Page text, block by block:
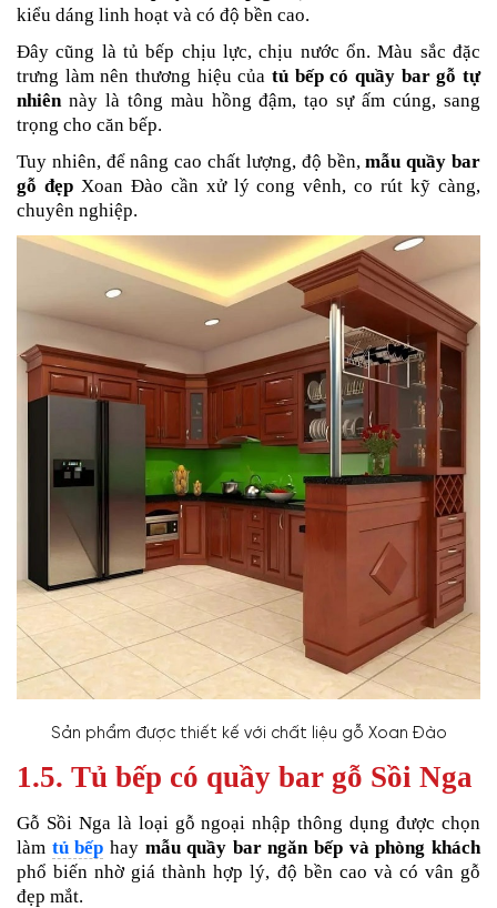
kiểu dáng linh hoạt và có độ bền cao.
Đây cũng là tủ bếp chịu lực, chịu nước ổn. Màu sắc đặc
trưng làm nên thương hiệu của tủ bếp có quầy bar gỗ tự
nhiênnày là tông màu hồng đậm, tạo sự ấm cúng, sang
trọng cho căn bếp.
Tuy nhiên, để nâng cao chất lượng, độ bền,mẫu quầy bar
gỗ đẹp Xoan Đào cần xử lý cong vênh, co rút kỹ càng,
chuyên nghiệp.
Sản phẩm được thiết kế với chất liệu gỗ Xoan Đào
1.5. Tủ bếp có quầy bar gỗ Sồi Nga
Gỗ Sồi Nga là loại gỗ ngoại nhập thông dụng được chọn
làm tủ bếp hay mẫu quầy bar ngăn bếp và phòng khách
phổ biến nhờ giá thành hợp lý, độ bền cao và có vân gỗ
đẹp mắt.